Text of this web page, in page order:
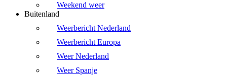
Weekend weer
Buitenland
Weerbericht Nederland
Weerbericht Europa
Weer Nederland
Weer Spanje